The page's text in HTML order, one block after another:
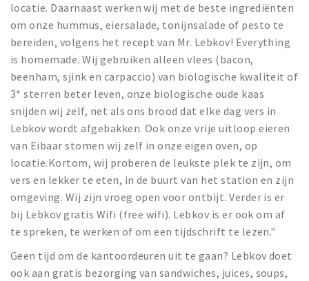
locatie. Daarnaast werken wij met de beste ingrediënten
om onze hummus, eiersalade, tonijnsalade of pesto te
bereiden, volgens het recept van Mr. Lebkov! Everything
is homemade. Wij gebruiken alleen vlees (bacon,
beenham, sjink en carpaccio) van biologische kwaliteit of
3* sterren beter leven, onze biologische oude kaas
snijden wij zelf, net als ons brood dat elke dag vers in
Lebkov wordt afgebakken. Ook onze vrije uitloop eieren
van Eibaar stomen wij zelf in onze eigen oven, op
locatie.Kortom, wij proberen de leukste plek te zijn, om
vers en lekker te eten, in de buurt van het station en zijn
omgeving. Wij zijn vroeg open voor ontbijt. Verder is er
bij Lebkov gratis Wifi (free wifi). Lebkov is er ook om af
te spreken, te werken of om een tijdschrift te lezen."
Geen tijd om de kantoordeuren uit te gaan? Lebkov doet
ook aan gratis bezorging van sandwiches, juices, soups,